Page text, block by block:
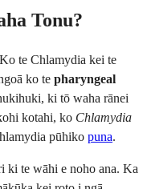
Tonu?
te Chlamydia kei te
ko te pharyngeal
ki tō waha rānei
kotahi, ko Chlamydia
pūhiko puna.
ki te wāhi e noho ana. Ka